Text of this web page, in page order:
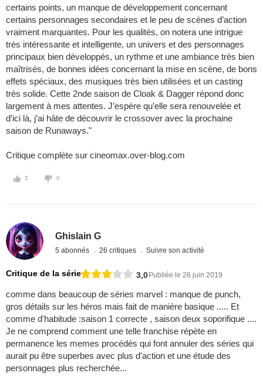
certains points, un manque de développement concernant
certains personnages secondaires et le peu de scènes d’action
vraiment marquantes. Pour les qualités, on notera une intrigue
très intéressante et intelligente, un univers et des personnages
principaux bien développés, un rythme et une ambiance très bien
maîtrisés, de bonnes idées concernant la mise en scène, de bons
effets spéciaux, des musiques très bien utilisées et un casting
très solide. Cette 2nde saison de Cloak & Dagger répond donc
largement à mes attentes. J’espère qu’elle sera renouvelée et
d’ici là, j’ai hâte de découvrir le crossover avec la prochaine
saison de Runaways."
Critique complète sur cineomax.over-blog.com
2 0
Ghislain G
5 abonnés 26 critiques Suivre son activité
Critique de la série 3,0Publiée le 26 juin 2019
comme dans beaucoup de séries marvel : manque de punch,
gros détails sur les héros mais fait de manière basique ..... Et
comme d'habitude :saison 1 correcte , saison deux soporifique ....
Je ne comprend comment une telle franchise répète en
permanence les memes procédés qui font annuler des séries qui
aurait pu être superbes avec plus d'action et une étude des
personnages plus recherchée...